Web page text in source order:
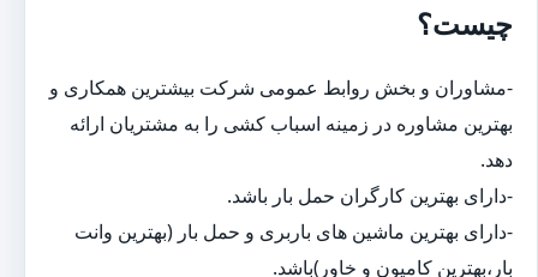
چیست؟
-مشاوران و بخش روابط عمومی شرکت بیشترین همکاری و
بهترین مشاوره در زمینه اسباب کشی را به مشتریان ارائه
دهد.
-دارای بهترین کارگران حمل بار باشد.
-دارای بهترین ماشین های باربری و حمل بار (بهترین وانت
بار،بهترین کامیون و خاور)باشد.